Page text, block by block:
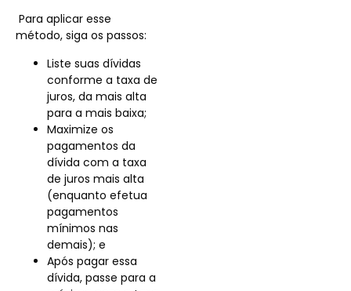
Para aplicar esse
método, siga os passos:
Liste suas dívidas
conforme a taxa de
juros, da mais alta
para a mais baixa;
Maximize os
pagamentos da
dívida com a taxa
de juros mais alta
(enquanto efetua
pagamentos
mínimos nas
demais); e
Após pagar essa
dívida, passe para a